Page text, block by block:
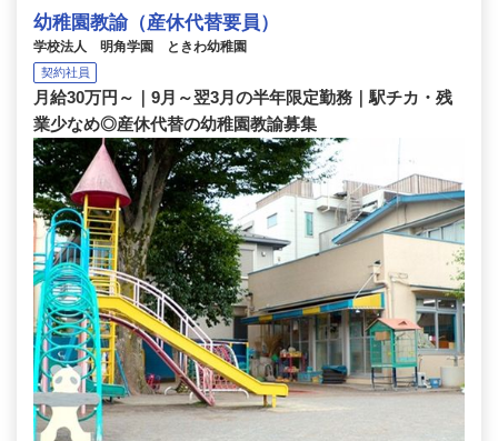
幼稚園教諭（産休代替要員）
学校法人 明角学園 ときわ幼稚園
契約社員
月給30万円～｜9月～翌3月の半年限定勤務｜駅チカ・残
業少なめ◎産休代替の幼稚園教諭募集